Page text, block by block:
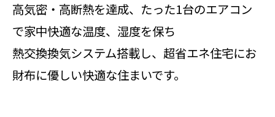
高気密・高断熱を達成、たった1台のエアコン
で家中快適な温度、湿度を保ち
熱交換換気システム搭載し、超省エネ住宅にお
財布に優しい快適な住まいです。